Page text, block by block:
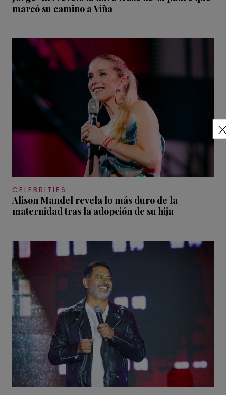
marcó su camino a Viña
CELEBRITIES
Alison Mandel revela lo más duro de la
maternidad tras la adopción de su hija